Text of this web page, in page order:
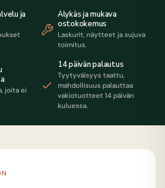
ja
Älykäs ja mukava
ostokokemus
Laskurit, näytteet ja sujuva
toimitus.
joita ei
14 päivän palautus
Tyytyväisyys taattu,
mahdollisuus palauttaa
vakiotuotteet 14 päivän
kuluessa.